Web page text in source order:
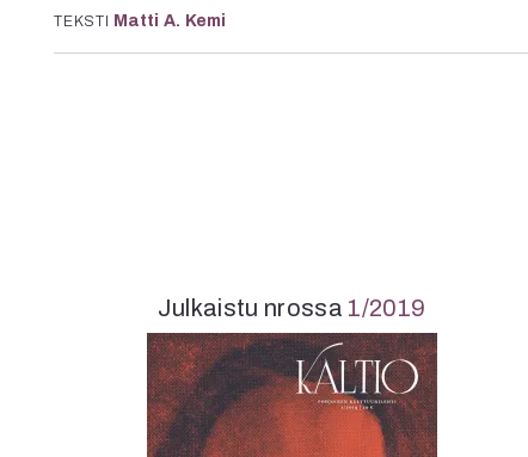
TEKSTI Matti A. Kemi
Julkaistu nrossa 1/2019